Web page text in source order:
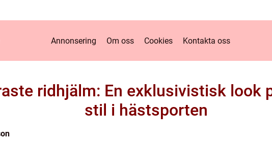
Annonsering Om oss Cookies Kontakta oss
ridhjälm: En exklusivistisk look
stil i hästsporten